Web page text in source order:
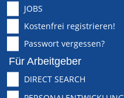
JOBS
Kostenfrei registrieren!
Passwort vergessen?
Für Arbeitgeber
DIRECT SEARCH